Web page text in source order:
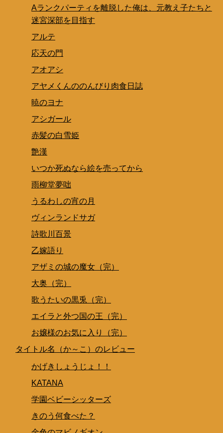
Aランクパーティを離脱した俺は、元教え子たちと
迷宮深部を目指す
アルテ
応天の門
アオアシ
アヤメくんののんびり肉食日誌
暁のヨナ
アシガール
赤髪の白雪姫
艶漢
いつか死ぬなら絵を売ってから
雨柳堂夢咄
うるわしの宵の月
ヴィンランドサガ
詩歌川百景
乙嫁語り
アザミの城の魔女（完）
大奥（完）
歌うたいの黒兎（完）
エイラと外つ国の王（完）
お嬢様のお気に入り（完）
タイトル名（か～こ）のレビュー
かげきしょうじょ！！
KATANA
学園ベビーシッターズ
きのう何食べた？